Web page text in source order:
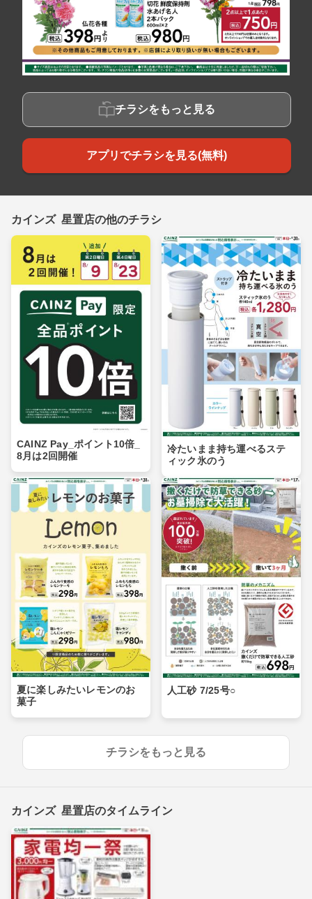
チラシをもっと見る
アプリでチラシを見る(無料)
カインズ 星置店の他のチラシ
CAINZ Pay_ポイント10倍_
8月は2回開催
冷たいまま持ち運べるステ
ィック氷のう
夏に楽しみたいレモンのお
菓子
人工砂 7/25号○
チラシをもっと見る
カインズ 星置店のタイムライン